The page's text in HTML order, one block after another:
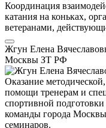
Координация
катания на коньках,
ветеранами,
Жгун Елена
Москвы ЗТ РФ
Оказание
помощи тренерам и
спортивной
команды города
семинаров.